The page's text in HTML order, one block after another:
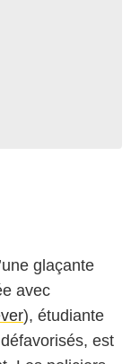
glaçante
avec
), étudiante
est